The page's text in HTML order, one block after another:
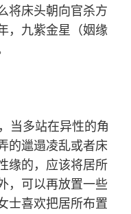
将床头朝向官杀方
，九紫金星（姻缘
当多站在异性的角
的邋遢凌乱或者床
缘的，应该将居所
，可以再放置一些
士喜欢把居所布置